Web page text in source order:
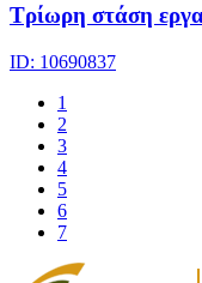
Τρίωρη στάση
ID: 10690837
1
2
3
4
5
6
7